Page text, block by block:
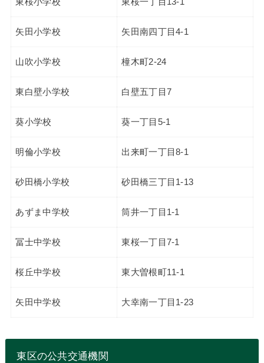
矢田小学校 矢田南四丁目4-1
山吹小学校 橦木町2-24
東白壁小学校 白壁五丁目7
葵小学校 葵一丁目5-1
明倫小学校 出来町一丁目8-1
砂田橋小学校 砂田橋三丁目1-13
あずま中学校 筒井一丁目1-1
冨士中学校 東桜一丁目7-1
桜丘中学校 東大曽根町11-1
矢田中学校 大幸南一丁目1-23
東区の公共交通機関